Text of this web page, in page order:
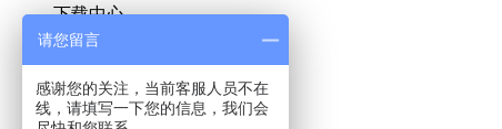
下载中心
解决方案下载
图纸下载
请您留言
感谢您的关注，当前客服人员不在
线，请填写一下您的信息，我们会